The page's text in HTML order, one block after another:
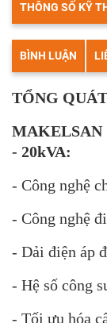
THÔNG SỐ KỸ
BÌNH LUẬN
TỔNG
MAKELSAN
- 20kVA:
- Công nghệ
- Công nghệ
- Dải điện áp
- Hệ số công
- Tối ưu hóa